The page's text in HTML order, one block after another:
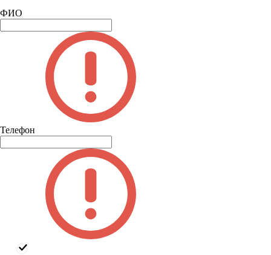
ФИО
Телефон